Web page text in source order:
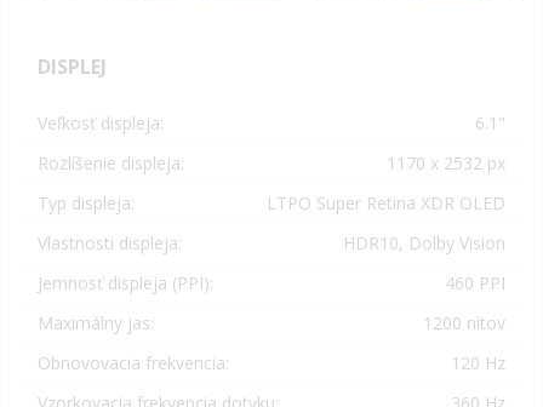
DISPLEJ
Veľkosť displeja: 6.1 "
Rozlíšenie displeja:
1170 x 2532 px
Typ displeja:
LTPO Super Retina XDR OLED
Vlastnosti displeja:
HDR10, Dolby Vision
Jemnosť displeja (PPI):
460 PPI
Maximálny jas:
1200 nitov
Obnovovacia frekvencia:
120 Hz